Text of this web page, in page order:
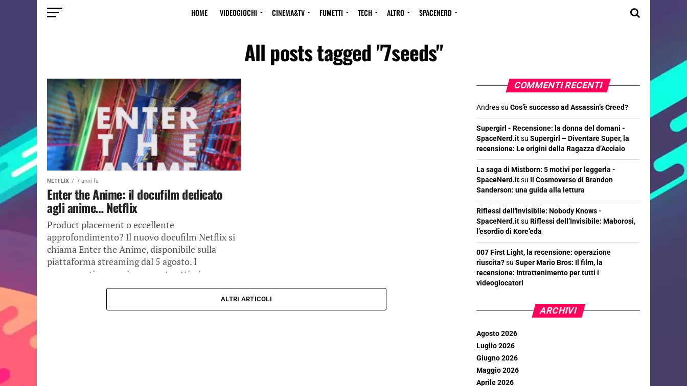
HOME VIDEOGIOCHI CINEMA&TV FUMETTI TECH ALTRO SPACENERD
All posts tagged "7seeds"
NETFLIX 7 anni fa
Enter the Anime: il docufilm dedicato
agli anime… Netflix
Product placement o eccellente
approfondimento? Il nuovo docufilm Netflix si
chiama Enter the Anime, disponibile sulla
piattaforma streaming dal 5 agosto. I
presupposti erano sicuramente ottimi:
ALTRI ARTICOLI
COMMENTI RECENTI
Andrea su Cos’è successo ad Assassin’s Creed?
Supergirl - Recensione: la donna del domani -
SpaceNerd.itsu Supergirl – Diventare Super, la
recensione: Le origini della Ragazza d’Acciaio
La saga di Mistborn: 5 motivi per leggerla -
SpaceNerd.itsu Il Cosmoverso di Brandon
Sanderson: una guida alla lettura
Riflessi dell'Invisibile: Nobody Knows -
SpaceNerd.itsu Riflessi dell’Invisibile: Maborosi,
l’esordio di Kore’eda
007 First Light, la recensione: operazione
riuscita?su Super Mario Bros: Il film, la
recensione: Intrattenimento per tutti i
videogiocatori
ARCHIVI
Agosto 2026
Luglio 2026
Giugno 2026
Maggio 2026
Aprile 2026